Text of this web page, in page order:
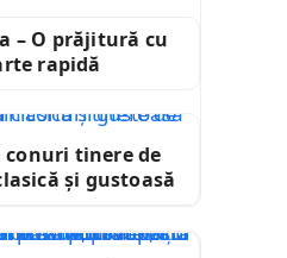
– O prăjitură cu
rapidă
tinere de
și gustoasă